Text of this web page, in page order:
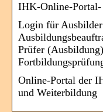
IHK-Online-
Login für
Prüfer
Online-Portal der
und Weiterbildung